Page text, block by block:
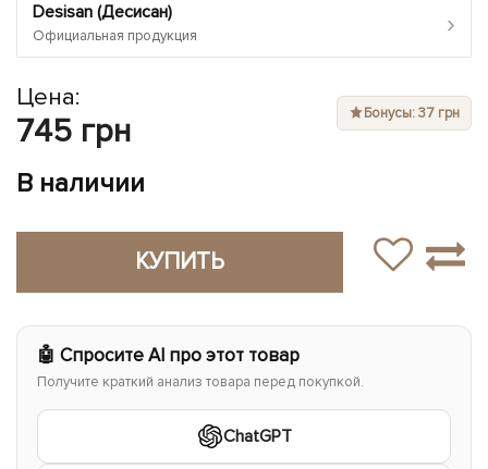
Desisan (Десисан)
Официальная продукция ›
Цена:
745 грн Бонусы: 37 грн
В наличии
КУПИТЬ
🤖 Спросите AI про этот товар
Получите краткий анализ товара перед покупкой.
ChatGPT